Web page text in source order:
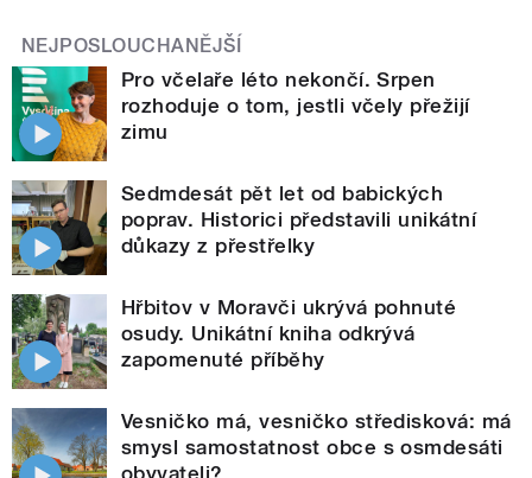
NEJPOSLOUCHANĚJŠÍ
Pro včelaře léto nekončí. Srpen
rozhoduje o tom, jestli včely přežijí
zimu
Sedmdesát pět let od babických
poprav. Historici představili unikátní
důkazy z přestřelky
Hřbitov v Moravči ukrývá pohnuté
osudy. Unikátní kniha odkrývá
zapomenuté příběhy
Vesničko má, vesničko středisková: má
smysl samostatnost obce s osmdesáti